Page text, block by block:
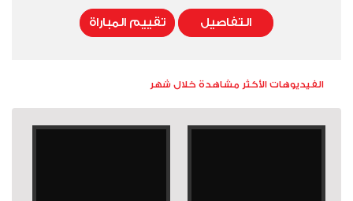
التفاصيل تقييم المباراة
الفيديوهات الأكثر مشاهدة خلال شهر